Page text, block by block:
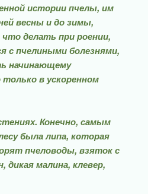
истории пчелы, им
весны и до зимы,
делать при роении,
с пчелиными болезня­ми,
начинаю­щему
в ускоренном
Конечно, самым
была липа, которая
пчеловоды, взя­ток с
дикая малина, клевер,